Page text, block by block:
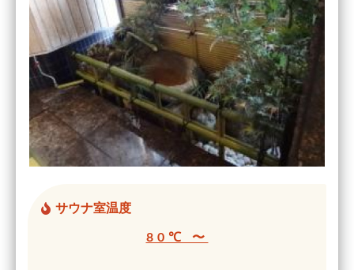
サウナ室温度
80℃ 〜